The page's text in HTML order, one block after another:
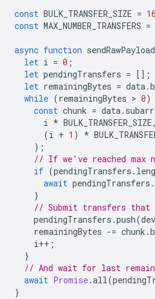
const BULK_TRANSFER_SIZE = 16
const MAX_NUMBER_TRANSFERS =
async function sendRawPayload
let i = 0 ;
let pendingTransfers = [];
let remainingBytes = data.
while (remainingBytes > 0)
const chunk = data.
i * BULK_TRANSFER_SIZE,
(i + 1 ) *
);
// If we've reached
if (pendingTransfers .
await pendingTransfers .
}
// Submit transfers that
pendingTransfers .push(
remainingBytes -= chunk .
i++ ;
}
// And wait for last
await Promise.all(
}